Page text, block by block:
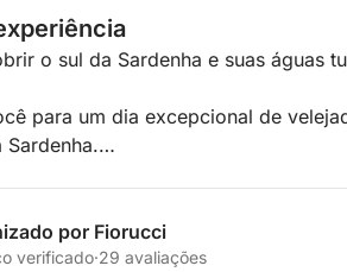
o sul da Sardenha e suas águas
para um dia excepcional de
estarei ao seu lado para garantir
por Fiorucci
verificado·29 avaliações